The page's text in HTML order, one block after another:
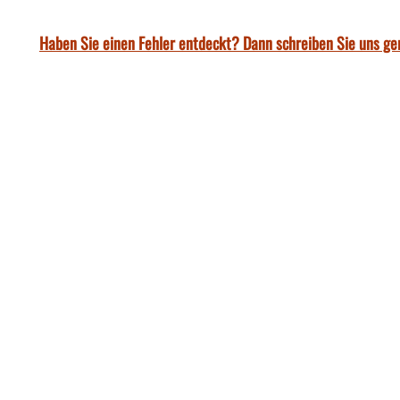
Haben Sie einen Fehler entdeckt? Dann schreiben Sie uns